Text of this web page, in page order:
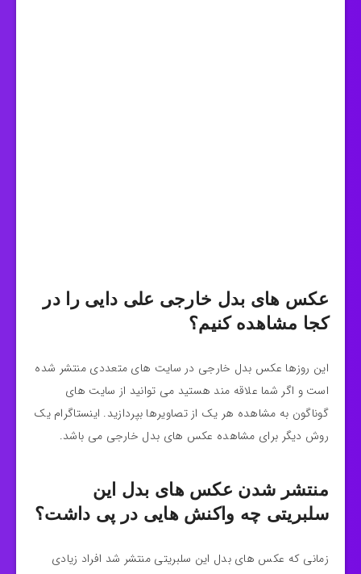
عکس های بدل خارجی علی دایی را در
کجا مشاهده کنیم؟
این روزها عکس بدل خارجی در سایت های متعددی منتشر شده
است و اگر شما علاقه مند هستید می توانید از سایت های
گوناگون به مشاهده هر یک از تصاویرها بپردازید‌. اینستاگرام یک
روش دیگر برای مشاهده عکس های بدل خارجی می باشد.
منتشر شدن عکس های بدل این
سلبریتی چه واکنش هایی در پی داشت؟
زمانی که عکس های بدل این سلبریتی منتشر شد افراد زیادی